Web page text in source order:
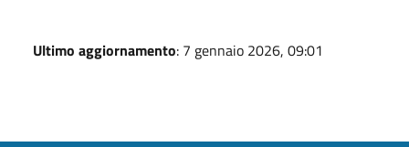
Ultimo aggiornamento: 7 gennaio 2026, 09:01